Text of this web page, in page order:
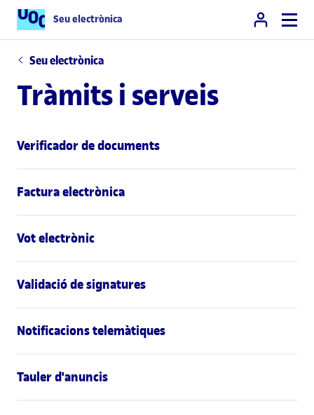
Seu electrònica
Seu electrònica
Tràmits i serveis
Verificador de documents
Factura electrònica
Vot electrònic
Validació de signatures
Notificacions telemàtiques
Tauler d'anuncis